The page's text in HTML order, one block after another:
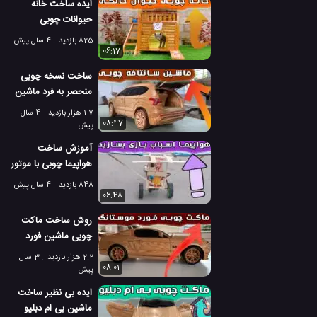
ایده ساخت خانه
حیوانات چوبی
مخصوص گربه ها
825 بازدید
4 سال پیش
06:17
ساخت نسخه چوبی
منحصر به فرد ماشین
هیوندای سانتافه
1.7 هزار بازدید
4 سال
پیش
08:47
آموزش ساخت
هواپیما چوبی با موتور
دی سی
848 بازدید
4 سال پیش
06:48
روش ساخت ماکت
چوبی ماشین فورد
موستانگ جی تی
2013
2.2 هزار بازدید
3 سال
پیش
08:01
ایده بی نظیر ساخت
ماشین بی ام دبلیو